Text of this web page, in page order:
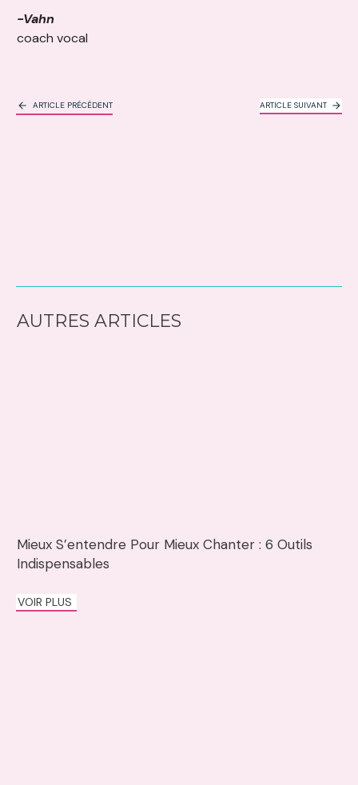
-Vahn
coach vocal
ARTICLE PRÉCÉDENT ARTICLE SUIVANT
AUTRES ARTICLES
Mieux S’entendre Pour Mieux Chanter : 6 Outils
Indispensables
VOIR PLUS